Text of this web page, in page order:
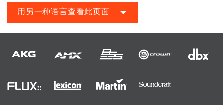
用另一种语言查看此页面